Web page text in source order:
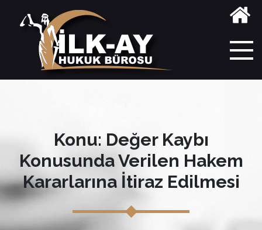
Konu: Değer Kaybı
Konusunda Verilen Hakem
Kararlarına İtiraz Edilmesi